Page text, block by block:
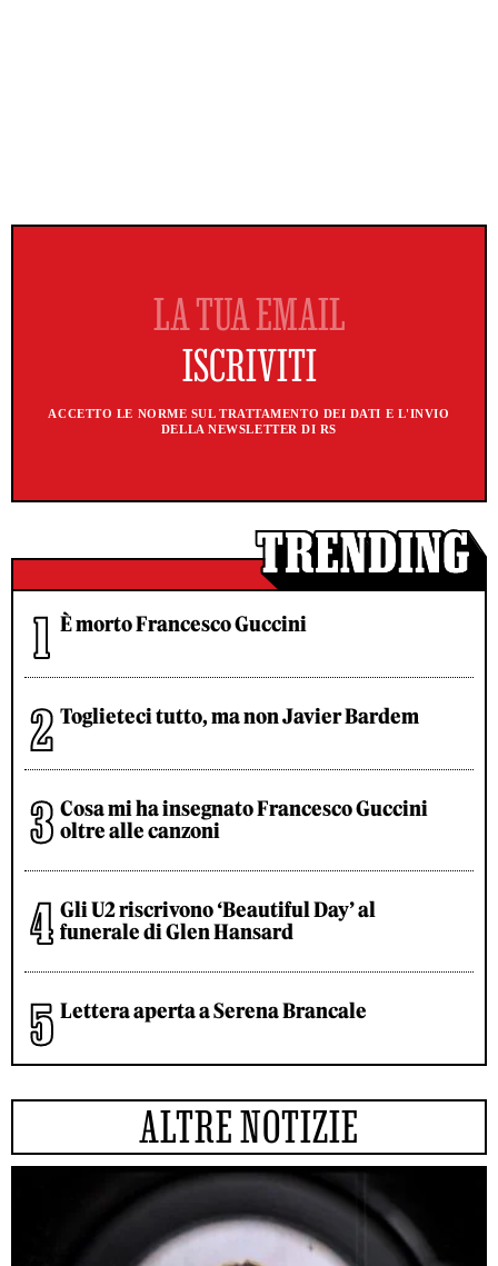
ACCETTO LE NORME SUL TRATTAMENTO DEI DATI E L'INVIO
DELLA NEWSLETTER DI RS
È morto Francesco Guccini
Toglieteci tutto, ma non Javier Bardem
Cosa mi ha insegnato Francesco Guccini
oltre alle canzoni
Gli U2 riscrivono ‘Beautiful Day’ al
funerale di Glen Hansard
Lettera aperta a Serena Brancale
ALTRE NOTIZIE